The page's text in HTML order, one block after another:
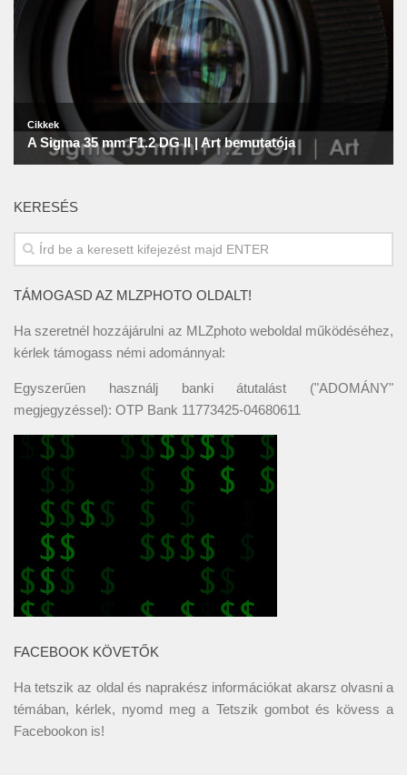
KERESÉS
TÁMOGASD AZ MLZPHOTO OLDALT!
Ha szeretnél hozzájárulni az MLZphoto weboldal működéséhez,
kérlek támogass némi adománnyal:
Egyszerűen használj banki átutalást ("ADOMÁNY"
megjegyzéssel): OTP Bank 11773425-04680611
FACEBOOK KÖVETŐK
Ha tetszik az oldal és naprakész információkat akarsz olvasni a
témában, kérlek, nyomd meg a Tetszik gombot és kövess a
Facebookon is!